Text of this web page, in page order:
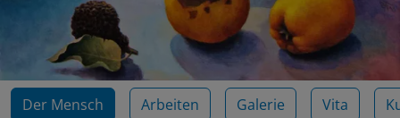
Der Mensch Arbeiten Galerie Vita